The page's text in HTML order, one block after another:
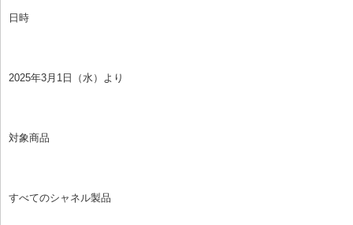
日時
2025年3月1日（水）より
対象商品
すべてのシャネル製品